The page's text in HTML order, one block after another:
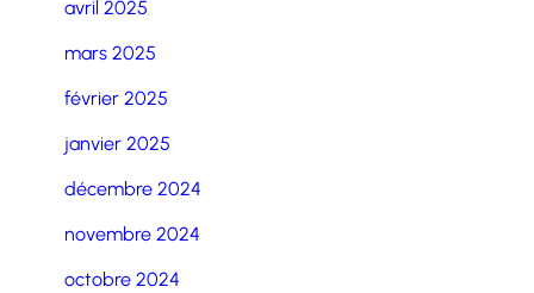
avril 2025
mars 2025
février 2025
janvier 2025
décembre 2024
novembre 2024
octobre 2024